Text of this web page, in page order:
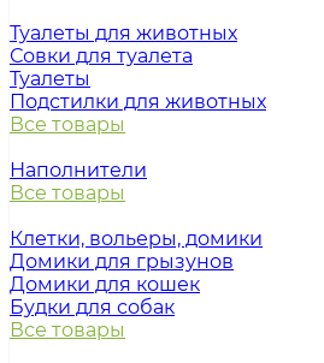
Туалеты для животных
Совки для туалета
Туалеты
Подстилки для животных
Все товары
Наполнители
Все товары
Клетки, вольеры, домики
Домики для грызунов
Домики для кошек
Будки для собак
Все товары